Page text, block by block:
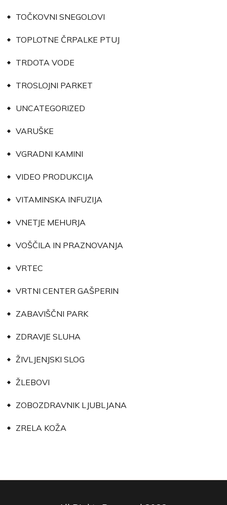
TOČKOVNI SNEGOLOVI
TOPLOTNE ČRPALKE PTUJ
TRDOTA VODE
TROSLOJNI PARKET
UNCATEGORIZED
VARUŠKE
VGRADNI KAMINI
VIDEO PRODUKCIJA
VITAMINSKA INFUZIJA
VNETJE MEHURJA
VOŠČILA IN PRAZNOVANJA
VRTEC
VRTNI CENTER GAŠPERIN
ZABAVIŠČNI PARK
ZDRAVJE SLUHA
ŽIVLJENJSKI SLOG
ŽLEBOVI
ZOBOZDRAVNIK LJUBLJANA
ZRELA KOŽA